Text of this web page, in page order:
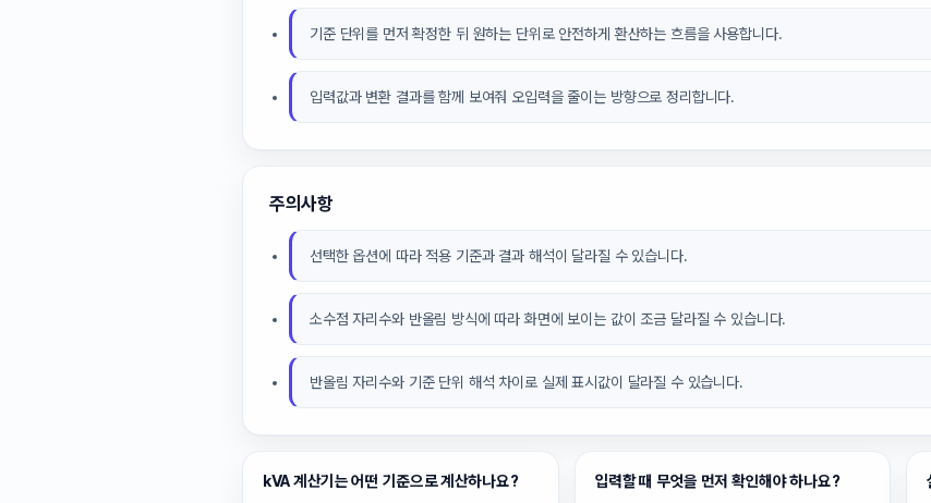
기준 단위를 먼저 확정한 뒤 원하는 단위로 안전하게 환산하는 흐름을 사용합니다.
입력값과 변환 결과를 함께 보여줘 오입력을 줄이는 방향으로 정리합니다.
주의사항
선택한 옵션에 따라 적용 기준과 결과 해석이 달라질 수 있습니다.
소수점 자리수와 반올림 방식에 따라 화면에 보이는 값이 조금 달라질 수 있습니다.
반올림 자리수와 기준 단위 해석 차이로 실제 표시값이 달라질 수 있습니다.
kVA 계산기는 어떤 기준으로 계산하나요? 입력할 때 무엇을 먼저 확인해야 하나요?